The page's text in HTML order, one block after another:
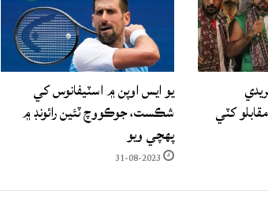
کٽي
يو ايس اوپن ۾ اسٽيفانوس کي
شڪست، جوڪووچ ٽئين رائونڊ ۾
پهچي ويو
31-08-2023